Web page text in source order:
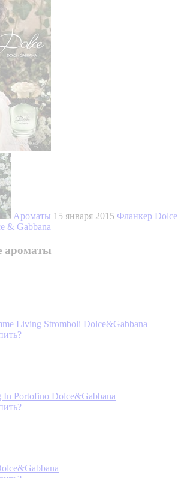
Ароматы 15 января 2015 Фланкер Dolce
& Gabbana
ароматы
Living Stromboli Dolce&Gabbana
In Portofino Dolce&Gabbana